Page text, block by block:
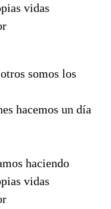
vidas
somos los
hacemos un día
haciendo
vidas